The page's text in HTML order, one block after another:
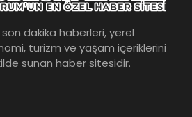
dakika haberleri, yerel
turizm ve yaşam içeriklerini
sunan haber sitesidir.